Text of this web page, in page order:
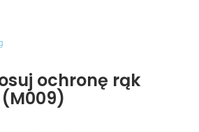
ochronę rąk